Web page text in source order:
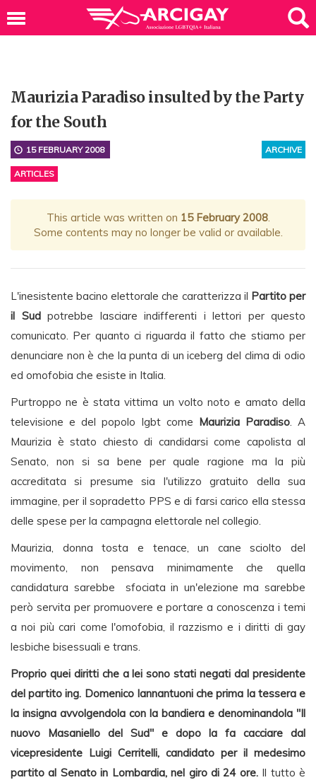
Maurizia Paradiso insulted by the Party
for the South
ARCHIVE
15 FEBRUARY 2008
ARTICLES
This article was written on 15 February 2008.
Some contents may no longer be valid or available.
L'inesistente bacino elettorale che caratterizza il Partito per
il Sudpotrebbe lasciare indifferenti i lettori per questo
comunicato. Per quanto ci riguarda il fatto che stiamo per
denunciare non è che la punta di un iceberg del clima di odio
ed omofobia che esiste in Italia.
Purtroppo ne è stata vittima un volto noto e amato della
televisione e del popolo lgbt come Maurizia Paradiso. A
Maurizia è stato chiesto di candidarsi come capolista al
Senato, non si sa bene per quale ragione ma la più
accreditata si presume sia l'utilizzo gratuito della sua
immagine, per il sopradetto PPS e di farsi carico ella stessa
delle spese per la campagna elettorale nel collegio.
Maurizia, donna tosta e tenace, un cane sciolto del
movimento, non pensava minimamente che quella
candidatura sarebbe sfociata in un'elezione ma sarebbe
però servita per promuovere e portare a conoscenza i temi
a noi più cari come l'omofobia, il razzismo e i diritti di gay
lesbiche bisessuali e trans.
Proprio quei diritti che a lei sono stati negati dal presidente
del partito ing. Domenico Iannantuoni che prima la tessera e
la insigna avvolgendola con la bandiera e denominandola "Il
nuovo Masaniello del Sud" e dopo la fa cacciare dal
vicepresidente Luigi Cerritelli, candidato per il medesimo
partito al Senato in Lombardia, nel giro di 24 ore.Il tutto è